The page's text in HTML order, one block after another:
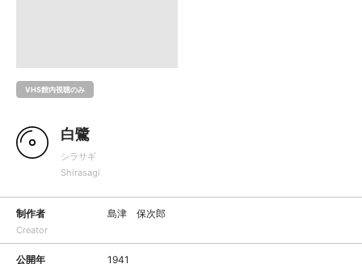
VHS館内視聴のみ
白鷺
シラサギ
Shirasagi
制作者
Creator
島津 保次郎
公開年 1941